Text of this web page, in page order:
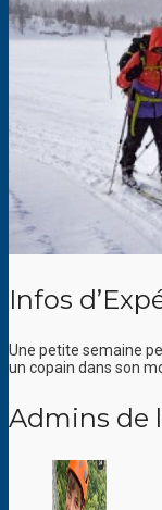
Infos
Une petite semaine
un copain dans son
Admins de